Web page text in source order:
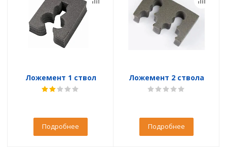
Ложемент 1 ствол
Подробнее
Ложемент 2 ствола
Подробнее